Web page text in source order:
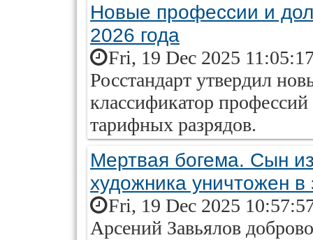
Новые профессии и
2026 года
Fri, 19 Dec 2025
Росстандарт утвердил
классификатор
тарифных разрядов.
Мертвая богема. Сын
художника уничтожен
Fri, 19 Dec 2025
Арсений Завьялов